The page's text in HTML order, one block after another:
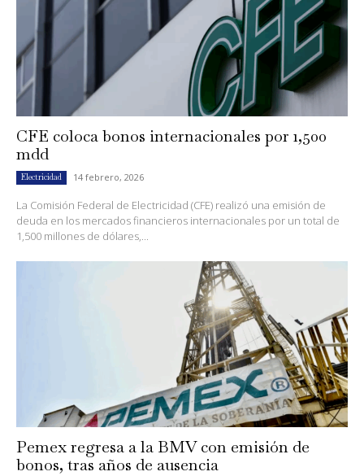
CFE coloca bonos internacionales por 1,500
mdd
Electricidad 14 febrero, 2026
La Comisión Federal de Electricidad (CFE) realizó una emisión de
deuda en los mercados financieros internacionales por un total de
1,500 millones de dólares,...
Pemex regresa a la BMV con emisión de
bonos, tras años de ausencia